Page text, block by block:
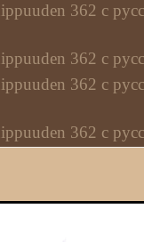
362 c
362 c
362 с
362 с
362 с